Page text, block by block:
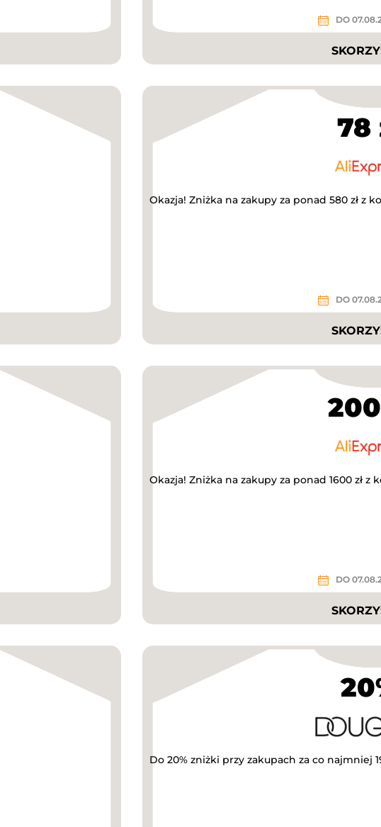
DO
78
Okazja! Zniżka na zakupy za ponad 580 zł z
DO
200
Okazja! Zniżka na zakupy za ponad 1600 zł z
DO
Do 20% zniżki przy zakupach za co najmniej